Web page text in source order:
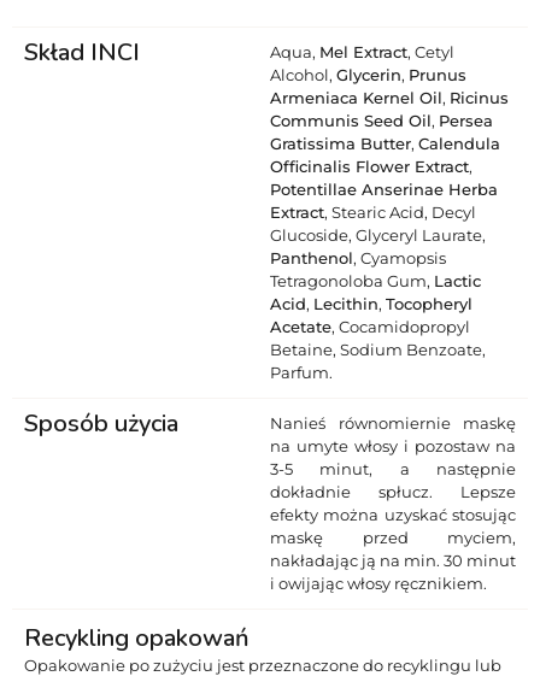
Skład INCI Aqua, Mel Extract, Cetyl
Alcohol, Glycerin, Prunus
Armeniaca Kernel Oil, Ricinus
Communis Seed Oil, Persea
Gratissima Butter, Calendula
Officinalis Flower Extract,
Potentillae Anserinae Herba
Extract, Stearic Acid, Decyl
Glucoside, Glyceryl Laurate,
Panthenol, Cyamopsis
Tetragonoloba Gum, Lactic
Acid, Lecithin, Tocopheryl
Acetate, Cocamidopropyl
Betaine, Sodium Benzoate,
Parfum.
Sposób użycia
Nanieś równomiernie maskę
na umyte włosy i pozostaw na
3-5 minut, a następnie
dokładnie spłucz. Lepsze
efekty można uzyskać stosując
maskę przed myciem,
nakładając ją na min. 30 minut
i owijając włosy ręcznikiem.
Recykling opakowań
Opakowanie po zużyciu jest przeznaczone do recyklingu lub